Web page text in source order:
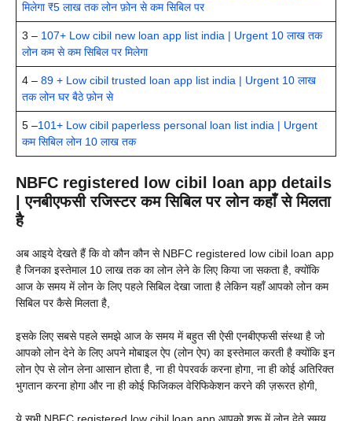
मिलेगा ₹5 लाख तक लोन फ़ोन से कम सिबिल पर
3 – 107+ Low cibil new loan app list india | Urgent 10 लाख तक
लोन कम से कम सिबिल पर मिलेगा
4 – 89 + Low cibil trusted loan app list india | Urgent 10 लाख
तक लोन घर बैठे फ़ोन से
5 –101+ Low cibil paperless personal loan list india | Urgent
कम सिबिल लोन 10 लाख तक
NBFC registered low cibil loan app details
| एनबीएफसी रजिस्टर कम सिबिल पर लोन कहाँ से मिलता
है
अब आइये देखते हैं कि वो कौन कौन से NBFC registered low cibil loan app
है जिनका इस्तेमाल 10 लाख तक का लोन लेने के लिए किया जा सकता है, क्योंकि
आज के समय में लोन के लिए पहले सिबिल देखा जाता है लेकिन यहाँ आपको लोन कम
सिबिल पर कैसे मिलता है,
इसके लिए सबसे पहले समझे आज के समय में बहुत सी ऐसी एनबीएफसी संस्था है जो
आपको लोन देने के लिए अपने मोबाइल ऐप (लोन ऐप) का इस्तेमाल करती है क्योंकि इन
लोन ऐप से लोन लेना आसान होता है, ना ही पेपरवर्क करना होगा, ना ही कोई अतिरिक्त
भुगतान करना होगा और ना ही कोई फिजिकल वेरिफिकेशन करने की ज़रूरत होगी,